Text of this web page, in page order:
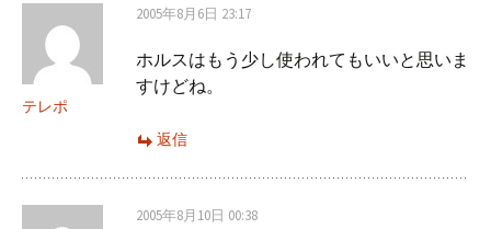
シ
ョ
ン
テレポ
2005年8月6日 23:17
ホルスはもう少し使われてもいいと思いま
すけどね。
返信
2005年8月10日 00:38